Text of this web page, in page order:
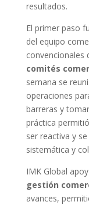
resultados.
El primer paso
del equipo
convencionales
comités
semana se
operaciones
barreras y
práctica
ser reactiva y
sistemática y
IMK Global
gestión
avances,